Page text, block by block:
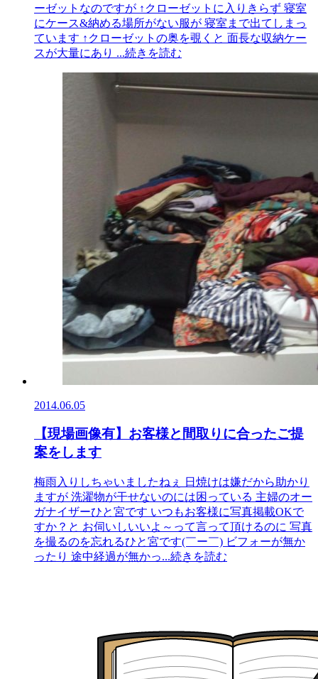
ーゼットなのですが ↑クローゼットに入りきらず 寝室
にケース&納める場所がない服が 寝室まで出てしまっ
ています ↑クローゼットの奥を覗くと 面長な収納ケー
スが大量にあり ...続きを読む
2014.06.05
【現場画像有】お客様と間取りに合ったご提
案をします
梅雨入りしちゃいましたねぇ 日焼けは嫌だから助かり
ますが 洗濯物が干せないのには困っている 主婦のオー
ガナイザーひと宮です いつもお客様に写真掲載OKで
すか？と お伺いしいいよ～って言って頂けるのに 写真
を撮るのを忘れるひと宮です(￣ー￣) ビフォーが無か
ったり 途中経過が無かっ...続きを読む